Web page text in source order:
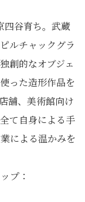
四谷育ち。武蔵
ルチャックグラ
創的なオブジェ
った造形作品を
舗、美術館向け
て自身による手
による温かみを
プ：